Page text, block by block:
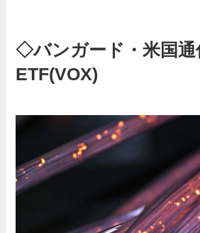
◇バンガード・米国通
ETF(VOX)